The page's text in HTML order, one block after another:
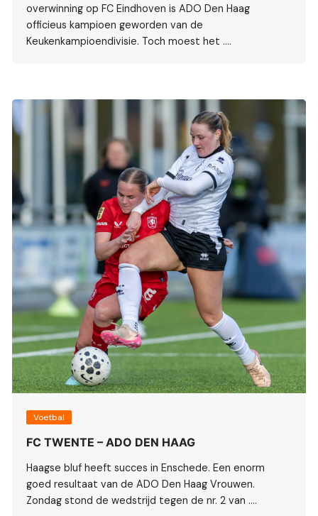
overwinning op FC Eindhoven is ADO Den Haag
officieus kampioen geworden van de
Keukenkampioendivisie. Toch moest het ….
Voetbal
FC TWENTE – ADO DEN HAAG
Haagse bluf heeft succes in Enschede. Een enorm
goed resultaat van de ADO Den Haag Vrouwen.
Zondag stond de wedstrijd tegen de nr. 2 van ….